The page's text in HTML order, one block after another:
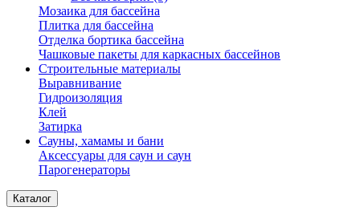
Мозаика для бассейна
Плитка для бассейна
Отделка бортика бассейна
Чашковые пакеты для каркасных бассейнов
Строительные материалы
Выравнивание
Гидроизоляция
Клей
Затирка
Сауны, хамамы и бани
Аксессуары для саун и саун
Парогенераторы
Каталог